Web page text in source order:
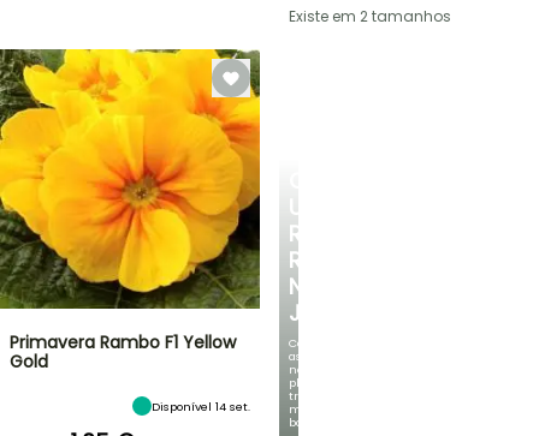
UM
RECANTO
REFRESCANTE
NO
JARDIM
Com
as
nossas
plantas
trepadeiras
mais
bonitas!
Existe em 2 tamanhos
Primavera Rambo F1 Yellow
Gold
Disponível 14 set.